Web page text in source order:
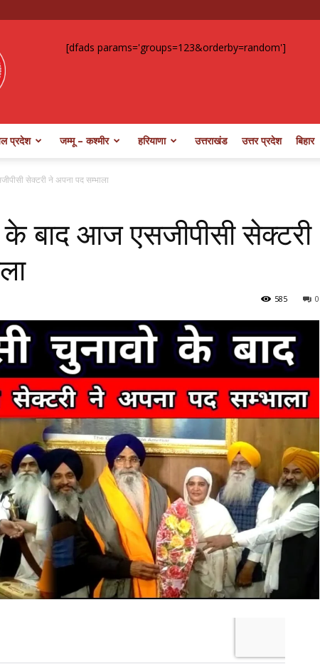
[dfads params='groups=123&orderby=random']
प्रदेश जम्मू – कश्मीर हरियाणा उत्तराखंड उत्तर प्रदेश बिहार
सेक्टरी ने अपना पद सम्भाला
के बाद आज एसजीपीसी सेक्टरी
0
585